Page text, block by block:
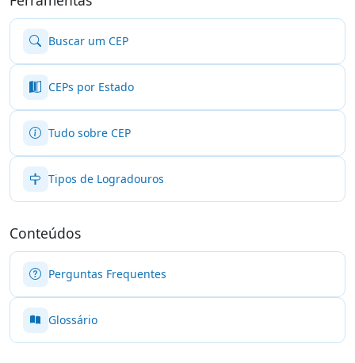
Buscar um CEP
CEPs por Estado
Tudo sobre CEP
Tipos de Logradouros
Conteúdos
Perguntas Frequentes
Glossário